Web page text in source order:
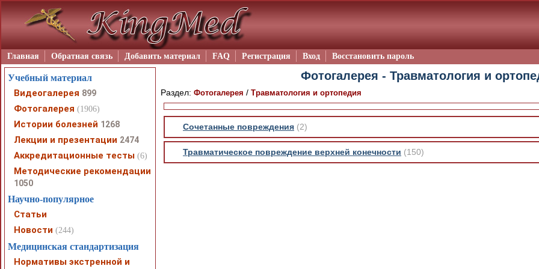
Главная Обратная связь Добавить материал FAQ Регистрация Вход Восстановить пароль
Фотогалерея - Травматология и
Раздел: Фотогалерея / Травматология и ортопедия
Сочетанные повреждения (2)
Травматическое повреждение верхней конечности (150)
Учебный материал
Видеогалерея 899
Фотогалерея (1906)
Истории болезней 1268
Лекции и презентации 2474
Аккредитационные тесты (6)
Методические рекомендации
1050
Научно-популярное
Статьи
Новости (244)
Медицинская стандартизация
Нормативы экстренной и